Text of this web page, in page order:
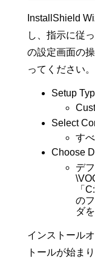
InstallShield
し、指示に従
の設定画面の
ってください。
Setup
Select
す
Choose
デ
「
の
ダ
インストール
トールが始ま